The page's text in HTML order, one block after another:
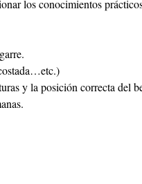
los conocimientos
y la posición correcta del